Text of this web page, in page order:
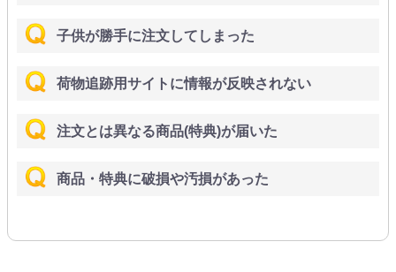
子供が勝手に注文してしまった
荷物追跡用サイトに情報が反映されない
注文とは異なる商品(特典)が届いた
商品・特典に破損や汚損があった